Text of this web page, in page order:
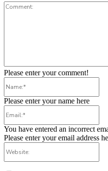
Please enter your comment!
Please enter your name here
You have entered an incorrect
Please enter your email address